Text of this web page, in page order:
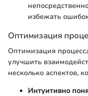
избежать
Оптимизация
Оптимизация
улучшить
несколько аспектов,
Интуитивно